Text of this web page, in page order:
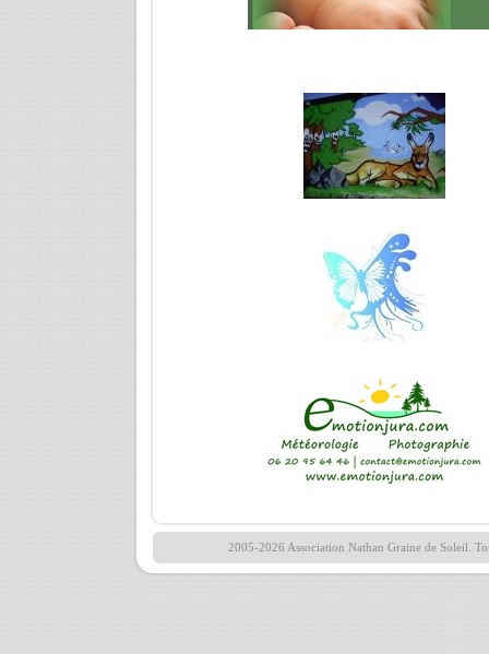
2005-2026 Association Nathan Graine de Soleil.